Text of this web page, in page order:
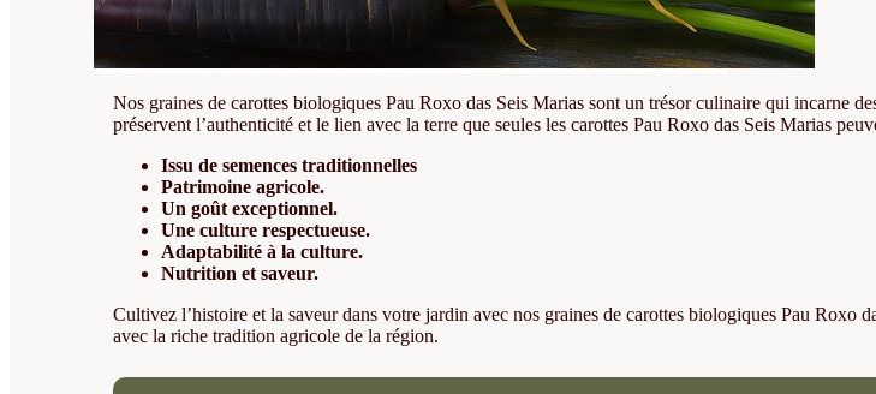
Nos graines de carottes biologiques Pau Roxo das Seis Marias sont un trésor culinaire qui incarne
préservent l’authenticité et le lien avec la terre que seules les carottes Pau Roxo das Seis Marias
Issu de semences traditionnelles
Patrimoine agricole.
Un goût exceptionnel.
Une culture respectueuse.
Adaptabilité à la culture.
Nutrition et saveur.
Cultivez l’histoire et la saveur dans votre jardin avec nos graines de carottes biologiques Pau Roxo
avec la riche tradition agricole de la région.